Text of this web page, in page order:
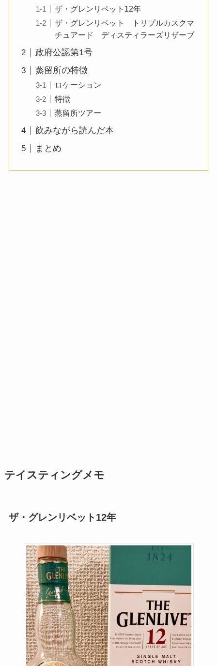
ザ・グレンリベット12年
ザ・グレンリベット トリプルカスクマ
チュアード ディスティラーズリザーブ
政府公認第1号
蒸留所の特徴
ロケーション
特徴
蒸留所ツアー
飲みながら読んだ本
まとめ
テイスティングメモ
ザ・グレンリベット12年